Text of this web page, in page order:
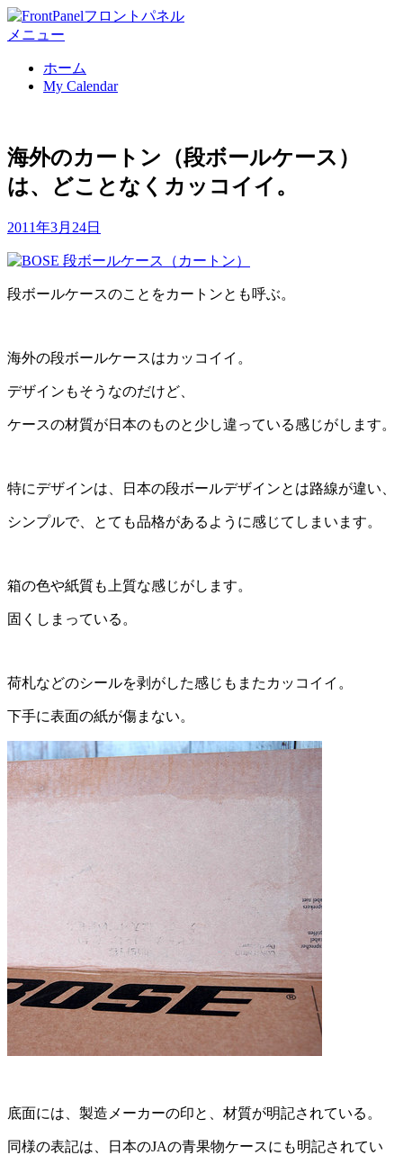
コ
ン
動
す
る
メニュー
ホーム
My Calendar
海外のカートン（段ボールケース）
は、どことなくカッコイイ。
投稿者Front Panel
投
日:
2011年3月24日
段ボールケースのことをカートンとも呼ぶ。
海外の段ボールケースはカッコイイ。
デザインもそうなのだけど、
ケースの材質が日本のものと少し違っている感じがします。
特にデザインは、日本の段ボールデザインとは路線が違い、
シンプルで、とても品格があるように感じてしまいます。
箱の色や紙質も上質な感じがします。
固くしまっている。
荷札などのシールを剥がした感じもまたカッコイイ。
下手に表面の紙が傷まない。
底面には、製造メーカーの印と、材質が明記されている。
同様の表記は、日本のJAの青果物ケースにも明記されてい